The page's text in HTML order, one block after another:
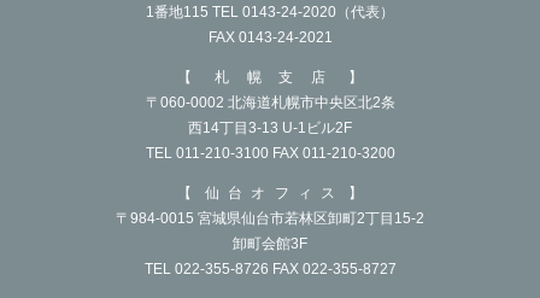
1番地115 TEL 0143-24-2020（代表）
FAX 0143-24-2021
札幌支店
〒060-0002 北海道札幌市中央区北2条
西14丁目3-13 U-1ビル2F
TEL 011-210-3100 FAX 011-210-3200
仙台オフィス
〒984-0015 宮城県仙台市若林区卸町2丁目15-2
卸町会館3F
TEL 022-355-8726 FAX 022-355-8727